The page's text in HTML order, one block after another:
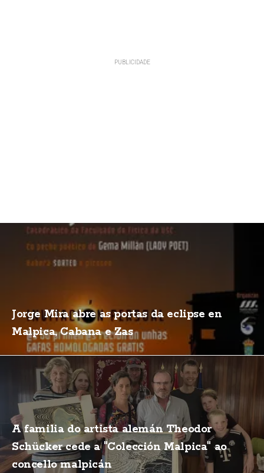
Jorge Mira abre as portas da eclipse en
Malpica, Cabana e Zas
A familia do artista alemán Theodor
Schücker cede a "Colección Malpica" ao
concello malpicán